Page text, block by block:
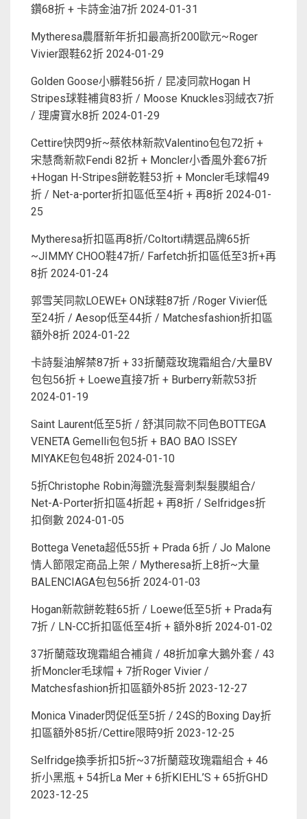
鑽68折 + 卡詩金油7折 2024-01-31
Mytheresa農曆新年折扣最高折200歐元~Roger
Vivier跟鞋62折 2024-01-29
Golden Goose小髒鞋56折 / 昆凌同款Hogan H
Stripes球鞋補貨83折 / Moose Knuckles羽絨衣7折
/ 理膚寶水8折 2024-01-29
Cettire快閃9折~蔡依林新款Valentino包包72折 +
宋慧喬新款Fendi 82折 + Moncler小香風外套67折
+Hogan H-Stripes餅乾鞋53折 + Moncler毛球帽49
折 / Net-a-porter折扣區低至4折 + 再8折 2024-01-
25
Mytheresa折扣區再8折/Coltorti精選品牌65折
~JIMMY CHOO鞋47折/ Farfetch折扣區低至3折+再
8折 2024-01-24
郭雪芙同款LOEWE+ ON球鞋87折 /Roger Vivier低
至24折 / Aesop低至44折 / Matchesfashion折扣區
額外8折 2024-01-22
卡詩髮油解禁87折 + 33折蘭蔻玫瑰霜組合/大量BV
包包56折 + Loewe直接7折 + Burberry新款53折
2024-01-19
Saint Laurent低至5折 / 舒淇同款不同色BOTTEGA
VENETA Gemelli包包5折 + BAO BAO ISSEY
MIYAKE包包48折 2024-01-10
5折Christophe Robin海鹽洗髮膏刺梨髮膜組合/
Net-A-Porter折扣區4折起 + 再8折 / Selfridges折
扣倒數 2024-01-05
Bottega Veneta超低55折 + Prada 6折 / Jo Malone
情人節限定商品上架 / Mytheresa折上8折~大量
BALENCIAGA包包56折 2024-01-03
Hogan新款餅乾鞋65折 / Loewe低至5折 + Prada有
7折 / LN-CC折扣區低至4折 + 額外8折 2024-01-02
37折蘭蔻玫瑰霜組合補貨 / 48折加拿大鵝外套 / 43
折Moncler毛球帽 + 7折Roger Vivier /
Matchesfashion折扣區額外85折 2023-12-27
Monica Vinader閃促低至5折 / 24S的Boxing Day折
扣區額外85折/Cettire限時9折 2023-12-25
Selfridge換季折扣5折~37折蘭蔻玫瑰霜組合 + 46
折小黑瓶 + 54折La Mer + 6折KIEHL’S + 65折GHD
2023-12-25